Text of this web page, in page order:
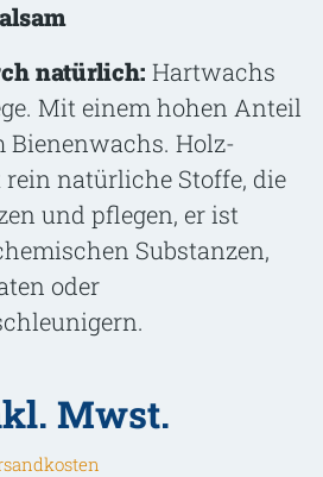
natürlich: Hartwachs
Mit einem hohen Anteil
Bienenwachs. Holz-
natürliche Stoffe, die
und pflegen, er ist
Substanzen,
oder
Mwst.